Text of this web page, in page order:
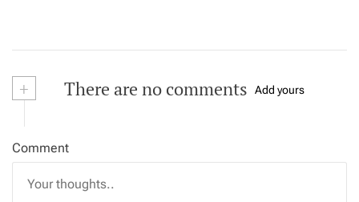
+ There are no comments Add yours
Comment